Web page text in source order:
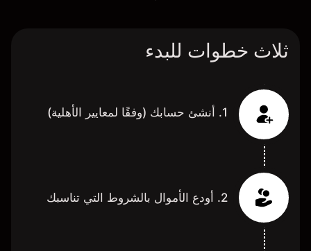
ثلاث خطوات للبدء
1. أنشئ حسابك (وفقًا لمعايير الأهلية)
2. أودع الأموال بالشروط التي تناسبك